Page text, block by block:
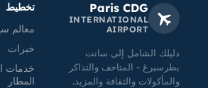
Paris CDG
INTERNATIONAL
AIRPORT
دليلك الشامل إلى سانت
بطرسبرغ - المتاحف والتذاكر
والمأكولات والثقافة والمزيد.
تخطيط
معالم
خبرات
خدمات
المطار